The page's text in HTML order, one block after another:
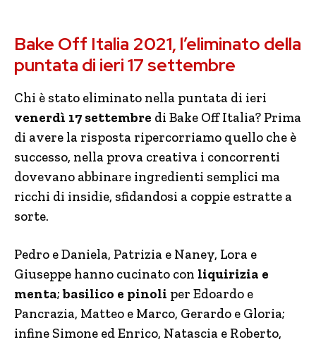
Bake Off Italia 2021, l’eliminato della
puntata di ieri 17 settembre
Chi è stato eliminato nella puntata di ieri
venerdì 17 settembre di Bake Off Italia? Prima
di avere la risposta ripercorriamo quello che è
successo, nella prova creativa i concorrenti
dovevano abbinare ingredienti semplici ma
ricchi di insidie, sfidandosi a coppie estratte a
sorte.
Pedro e Daniela, Patrizia e Naney, Lora e
Giuseppe hanno cucinato con liquirizia e
menta;basilico e pinoli per Edoardo e
Pancrazia, Matteo e Marco, Gerardo e Gloria;
infine Simone ed Enrico, Natascia e Roberto,